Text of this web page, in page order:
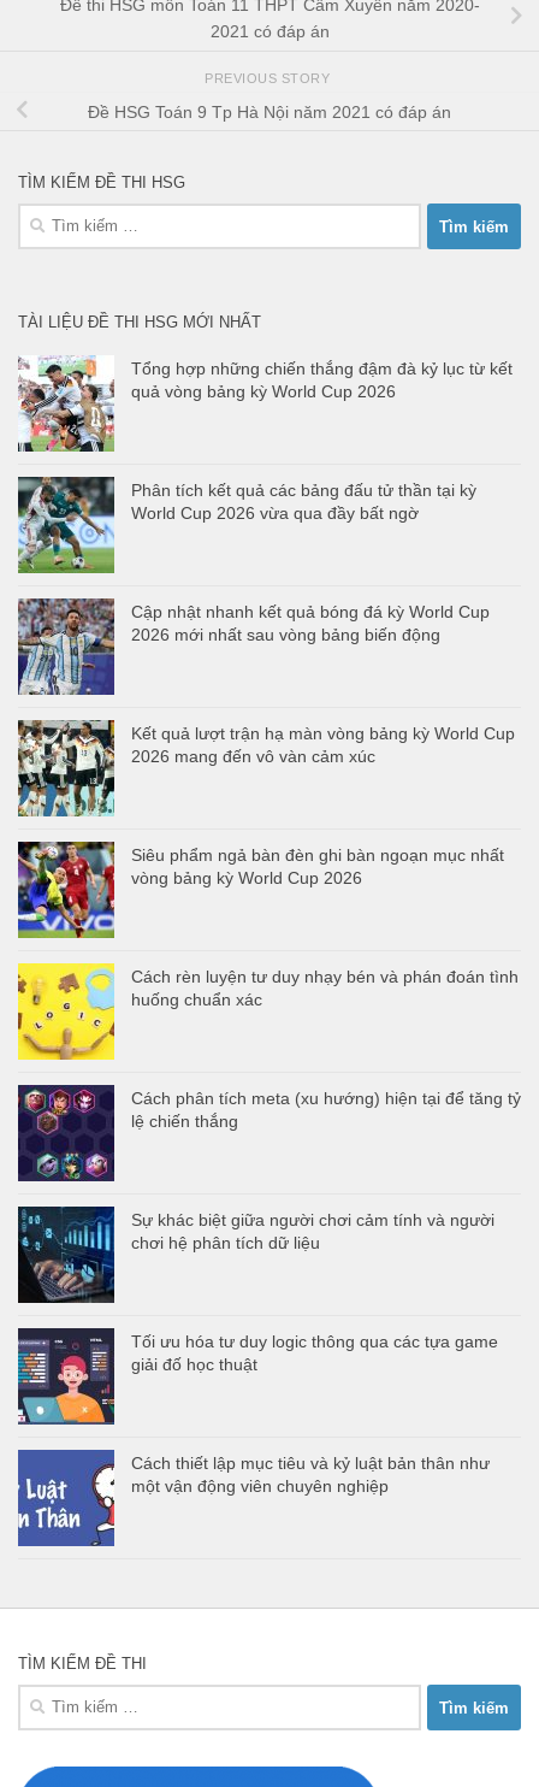
Đề thi HSG môn Toán 11 THPT Cẩm Xuyên năm 2020-
2021 có đáp án
PREVIOUS STORY
Đề HSG Toán 9 Tp Hà Nội năm 2021 có đáp án
TÌM KIẾM ĐỀ THI HSG
Tìm
kiếm
TÀI LIỆU ĐỀ THI HSG MỚI NHẤT
Tổng hợp những chiến thắng đậm đà kỷ lục từ kết
quả vòng bảng kỳ World Cup 2026
Phân tích kết quả các bảng đấu tử thần tại kỳ
World Cup 2026 vừa qua đầy bất ngờ
Cập nhật nhanh kết quả bóng đá kỳ World Cup
2026 mới nhất sau vòng bảng biến động
Kết quả lượt trận hạ màn vòng bảng kỳ World Cup
2026 mang đến vô vàn cảm xúc
Siêu phẩm ngả bàn đèn ghi bàn ngoạn mục nhất
vòng bảng kỳ World Cup 2026
Cách rèn luyện tư duy nhạy bén và phán đoán tình
huống chuẩn xác
Cách phân tích meta (xu hướng) hiện tại để tăng tỷ
lệ chiến thắng
Sự khác biệt giữa người chơi cảm tính và người
chơi hệ phân tích dữ liệu
Tối ưu hóa tư duy logic thông qua các tựa game
giải đố học thuật
Cách thiết lập mục tiêu và kỷ luật bản thân như
một vận động viên chuyên nghiệp
TÌM KIẾM ĐỀ THI
Tìm
kiếm